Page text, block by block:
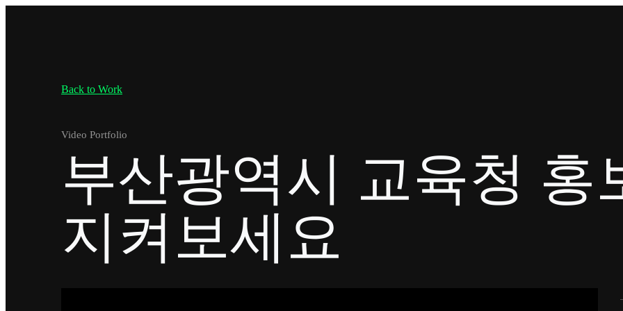
Back to Work
Video Portfolio
부산광역시 교육청 홍
지켜보세요